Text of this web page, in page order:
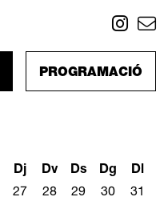
Link
PROGRAMACIÓ
Dj
27
Dv
28
Ds
29
Dg
30
Dl
31